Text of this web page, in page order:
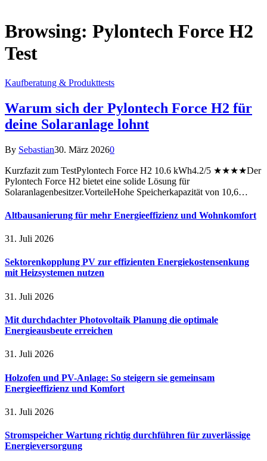
Browsing: Pylontech Force H2
Test
Kaufberatung & Produkttests
Warum sich der Pylontech Force H2 für
deine Solaranlage lohnt
By Sebastian30. März 20260
Kurzfazit zum TestPylontech Force H2 10.6 kWh4.2/5 ★★★★Der
Pylontech Force H2 bietet eine solide Lösung für
Solaranlagenbesitzer.VorteileHohe Speicherkapazität von 10,6…
Altbausanierung für mehr Energieeffizienz und Wohnkomfort
31. Juli 2026
Sektorenkopplung PV zur effizienten Energiekostensenkung
mit Heizsystemen nutzen
31. Juli 2026
Mit durchdachter Photovoltaik Planung die optimale
Energieausbeute erreichen
31. Juli 2026
Holzofen und PV-Anlage: So steigern sie gemeinsam
Energieeffizienz und Komfort
31. Juli 2026
Stromspeicher Wartung richtig durchführen für zuverlässige
Energieversorgung